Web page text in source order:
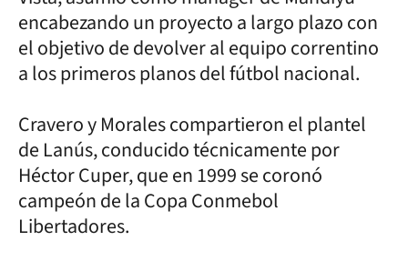
encabezando un proyecto a largo plazo con
el objetivo de devolver al equipo correntino
a los primeros planos del fútbol nacional.
Cravero y Morales compartieron el plantel
de Lanús, conducido técnicamente por
Héctor Cuper, que en 1999 se coronó
campeón de la Copa Conmebol
Libertadores.